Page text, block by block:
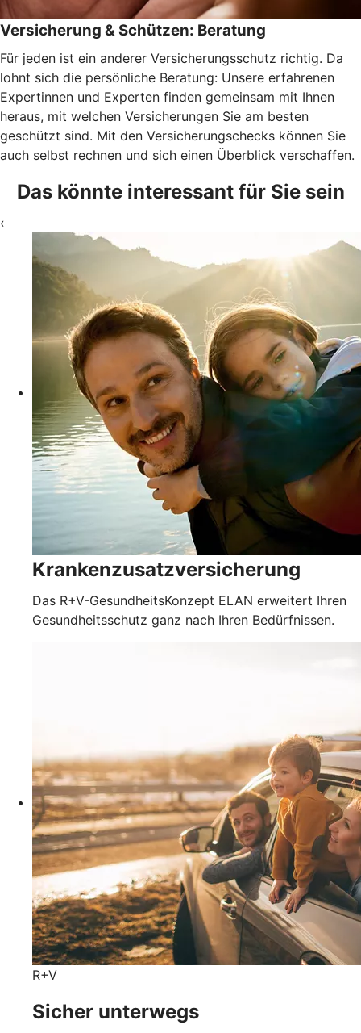
Versicherung & Schützen: Beratung
Für jeden ist ein anderer Versicherungsschutz richtig. Da
lohnt sich die persönliche Beratung: Unsere erfahrenen
Expertinnen und Experten finden gemeinsam mit Ihnen
heraus, mit welchen Versicherungen Sie am besten
geschützt sind. Mit den Versicherungschecks können Sie
auch selbst rechnen und sich einen Überblick verschaffen.
Das könnte interessant für Sie sein
‹
Krankenzusatzversicherung
Das R+V-GesundheitsKonzept ELAN erweitert Ihren
Gesundheitsschutz ganz nach Ihren Bedürfnissen.
R+V
Sicher unterwegs